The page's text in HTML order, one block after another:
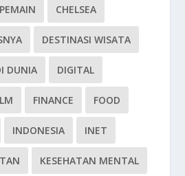
CHELSEA
DESTINASI WISATA
DUNIA DIGITAL
FINANCE FOOD
INDONESIA INET
KESEHATAN MENTAL